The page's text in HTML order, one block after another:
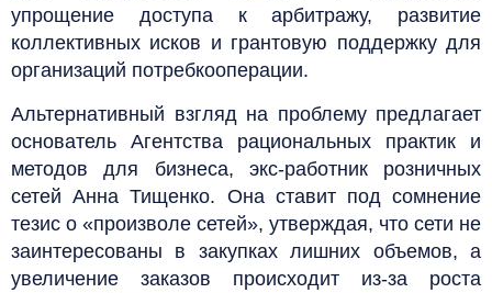
упрощение доступа к арбитражу, развитие
коллективных исков и грантовую поддержку для
организаций потребкооперации.
Альтернативный взгляд на проблему предлагает
основатель Агентства рациональных практик и
методов для бизнеса, экс-работник розничных
сетей Анна Тищенко. Она ставит под сомнение
тезис о «произволе сетей», утверждая, что сети не
заинтересованы в закупках лишних объемов, а
увеличение заказов происходит из-за роста